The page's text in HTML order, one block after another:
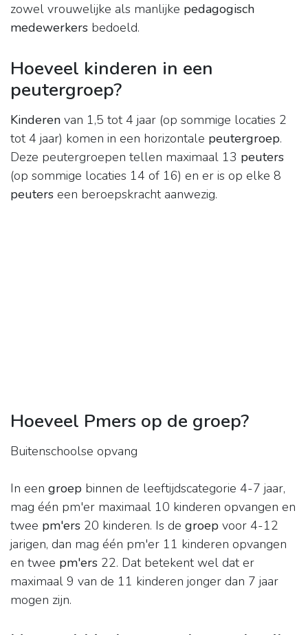
zowel vrouwelijke als manlijke pedagogisch
medewerkers bedoeld.
Hoeveel kinderen in een
peutergroep?
Kinderen van 1,5 tot 4 jaar (op sommige locaties 2
tot 4 jaar) komen in een horizontale peutergroep.
Deze peutergroepen tellen maximaal 13 peuters
(op sommige locaties 14 of 16) en er is op elke 8
peuters een beroepskracht aanwezig.
Hoeveel Pmers op de groep?
Buitenschoolse opvang
In een groep binnen de leeftijdscategorie 4-7 jaar,
mag één pm'er maximaal 10 kinderen opvangen en
twee pm'ers 20 kinderen. Is de groep voor 4-12
jarigen, dan mag één pm'er 11 kinderen opvangen
en twee pm'ers 22. Dat betekent wel dat er
maximaal 9 van de 11 kinderen jonger dan 7 jaar
mogen zijn.